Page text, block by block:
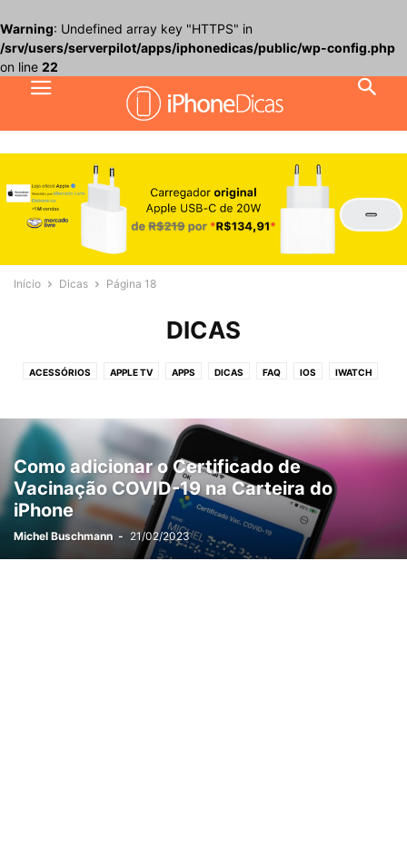
Warning: Undefined array key "HTTPS" in
/srv/users/serverpilot/apps/iphonedicas/public/wp-config.php
on line 22
Início Dicas Página 18
DICAS
ACESSÓRIOS APPLE TV APPS DICAS FAQ IOS IWATCH
VÍDEOS WALLPAPERS
Como adicionar o Certificado de
Vacinação COVID-19 na Carteira do
iPhone
Michel Buschmann - 21/02/2023